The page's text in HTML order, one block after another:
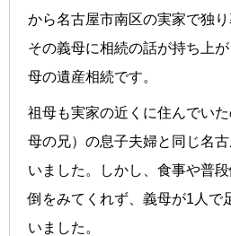
から名古屋市南区の実家で独り
その義母に相続の話が持ち上
母の遺産相続です。
祖母も実家の近くに住んでい
母の兄）の息子夫婦と同じ名
いました。しかし、食事や普
倒をみてくれず、義母が1人で
いました。